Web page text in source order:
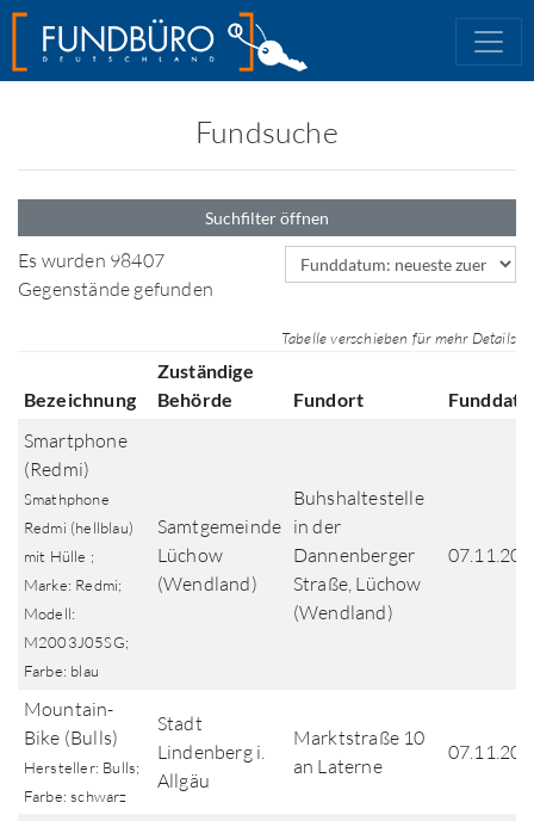
Fundsuche
Suchfilter öffnen
Es wurden 98407
Gegenstände gefunden
Sortierfeld
Tabelle verschieben für mehr Details
Bezeichnung
Zuständige
Behörde
Fundort
Smartphone
(Redmi)
Smathphone
Redmi (hellblau)
mit Hülle ;
Marke: Redmi;
Modell:
M2003J05SG;
Farbe: blau
Samtgemeinde
Lüchow
(Wendland)
Buhshaltestelle
in der
Dannenberger
Straße, Lüchow
(Wendland)
Mountain-
Bike (Bulls)
Hersteller: Bulls;
Farbe: schwarz
Stadt
Lindenberg i.
Allgäu
Marktstraße 10
an Laterne